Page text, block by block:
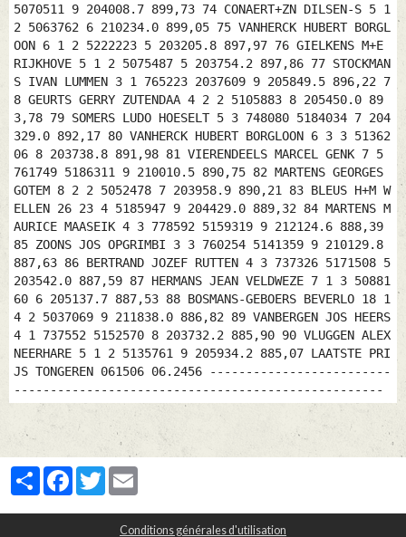
5070511 9 204008.7 899,73 74 CONAERT+ZN DILSEN-S 5 1
2 5063762 6 210234.0 899,05 75 VANHERCK HUBERT BORGL
OON 6 1 2 5222223 5 203205.8 897,97 76 GIELKENS M+E
RIJKHOVE 5 1 2 5075487 5 203754.2 897,86 77 STOCKMAN
S IVAN LUMMEN 3 1 765223 2037609 9 205849.5 896,22 7
8 GEURTS GERRY ZUTENDAA 4 2 2 5105883 8 205450.0 89
3,78 79 SOMERS LUDO HOESELT 5 3 748080 5184034 7 204
329.0 892,17 80 VANHERCK HUBERT BORGLOON 6 3 3 51362
06 8 203738.8 891,98 81 VIERENDEELS MARCEL GENK 7 5
761749 5186311 9 210010.5 890,75 82 MARTENS GEORGES
GOTEM 8 2 2 5052478 7 203958.9 890,21 83 BLEUS H+M W
ELLEN 26 23 4 5185947 9 204429.0 889,32 84 MARTENS M
AURICE MAASEIK 4 3 778592 5159319 9 212124.6 888,39
85 ZOONS JOS OPGRIMBI 3 3 760254 5141359 9 210129.8
887,63 86 BERTRAND JOZEF RUTTEN 4 3 737326 5171508 5
203542.0 887,59 87 HERMANS JEAN VELDWEZE 7 1 3 50881
60 6 205137.7 887,53 88 BOSMANS-GEBOERS BEVERLO 18 1
4 2 5037069 9 211838.0 886,82 89 VANBERGEN JOS HEERS
4 1 737552 5152570 8 203732.2 885,90 90 VLUGGEN ALEX
NEERHARE 5 1 2 5135761 9 205934.2 885,07 LAATSTE PRI
JS TONGEREN 061506 06.2456 -------------------------
---------------------------------------------------
PartagerFacebook
Twitter
Conditions générales d'utilisation